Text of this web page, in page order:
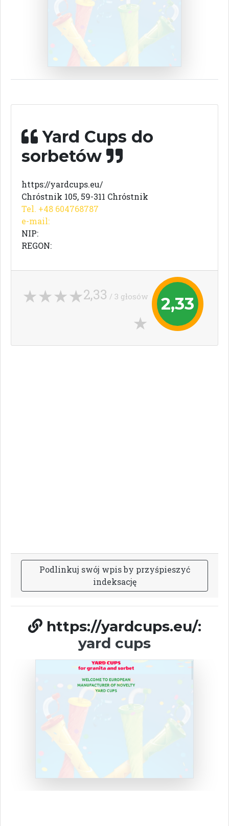
Yard Cups do
sorbetów
https://yardcups.eu/
Chróstnik 105, 59-311 Chróstnik
Tel. +48 604768787
e-mail:
NIP:
REGON:
2,33
2,33 / 3 głosów
Podlinkuj swój wpisby przyśpieszyć
indeksację
https://yardcups.eu/:
yard cups